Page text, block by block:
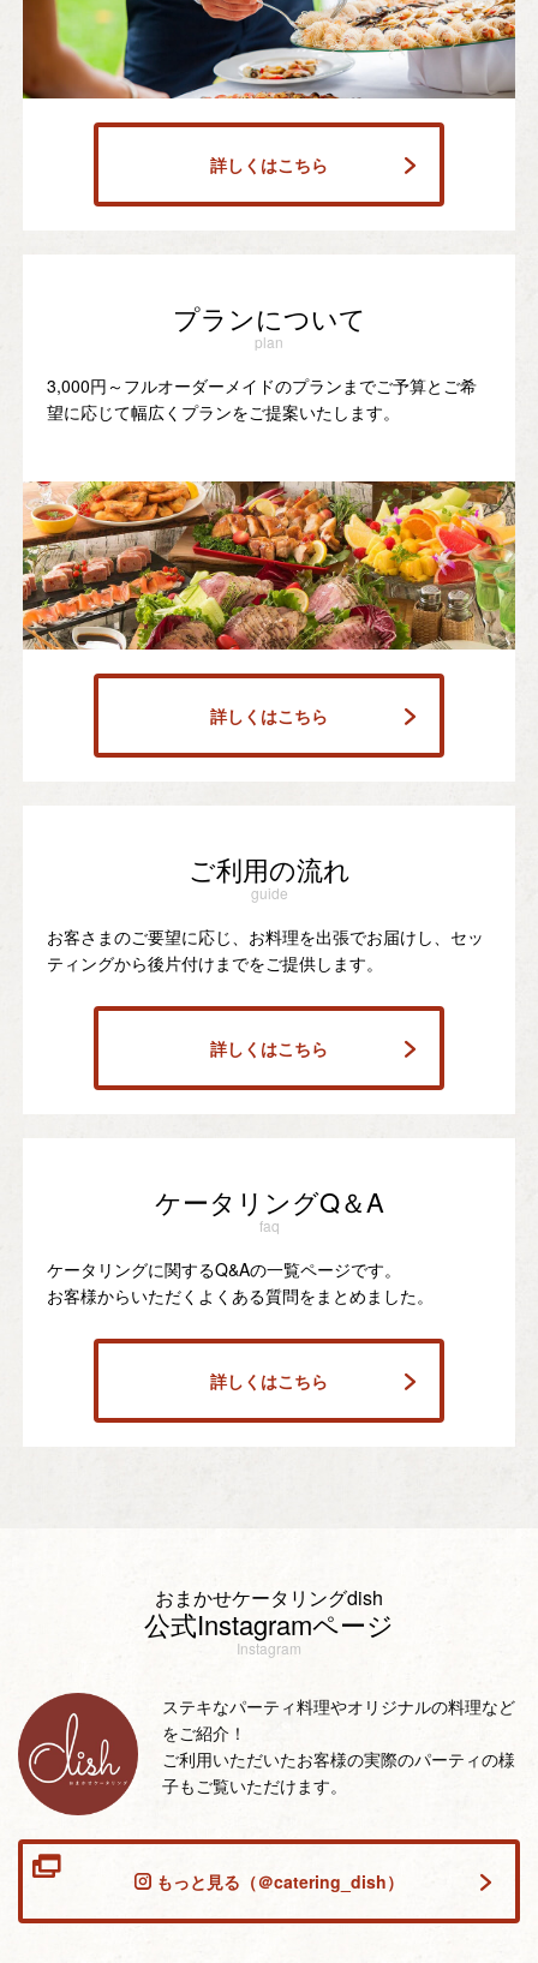
詳しくはこちら
プランについて
plan
3,000円～フルオーダーメイドのプランまでご予算とご希
望に応じて幅広くプランをご提案いたします。
詳しくはこちら
ご利用の流れ
guide
お客さまのご要望に応じ、お料理を出張でお届けし、セッ
ティングから後片付けまでをご提供します。
詳しくはこちら
ケータリングQ＆A
faq
ケータリングに関するQ&Aの一覧ページです。
お客様からいただくよくある質問をまとめました。
詳しくはこちら
おまかせケータリングdish
公式Instagramページ
Instagram
ステキなパーティ料理やオリジナルの料理など
をご紹介！
ご利用いただいたお客様の実際のパーティの様
子もご覧いただけます。
もっと見る（＠catering_dish）